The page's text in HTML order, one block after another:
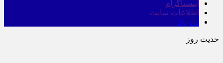
اینستاگرام
اطلاعات سایت
برو بالا
حدیث روز